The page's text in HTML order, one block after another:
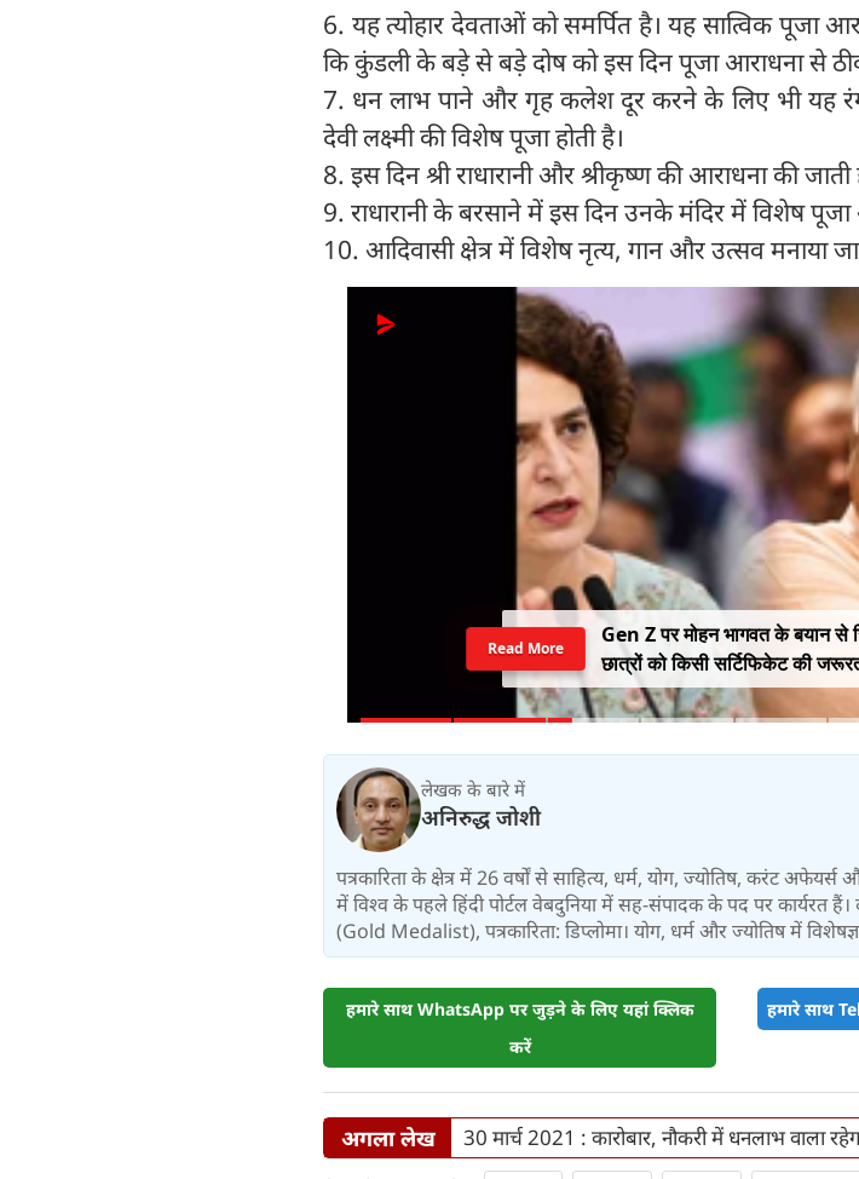
6. यह त्योहार देवताओं को समर्पित है। यह सात्विक पूजा
कि कुंडली के बड़े से बड़े दोष को इस दिन पूजा आराधना से
7. धन लाभ पाने और गृह कलेश दूर करने के लिए भी यह रंग
देवी लक्ष्मी की विशेष पूजा होती है।
8. इस दिन श्री राधारानी और श्रीकृष्‍ण की आराधना की जाती
9. राधारानी के बरसाने में इस दिन उनके मंदिर में विशेष
10. आदिवासी क्षेत्र में विशेष नृत्य, गान और उत्सव मनाया
Gen Z पर मोहन भागवत के बयान से
छात्रों को किसी सर्टिफिकेट की
Read More
लेखक के बारे में
अनिरुद्ध जोशी
पत्रकारिता के क्षेत्र में 26 वर्षों से साहित्य, धर्म, योग, ज्योतिष, करंट
में विश्‍व के पहले हिंदी पोर्टल वेबदुनिया में सह-संपादक के पद पर कार्यरत हैं।
(Gold Medalist), पत्रकारिता: डिप्लोमा। योग, धर्म और ज्योतिष में
हमारे साथ WhatsApp पर जुड़ने के लिए यहां क्लिक
करें
हमारे साथ
अगला लेख 30 मार्च 2021 : कारोबार, नौकरी में धनलाभ वाला